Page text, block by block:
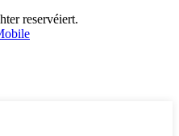
reservéiert.